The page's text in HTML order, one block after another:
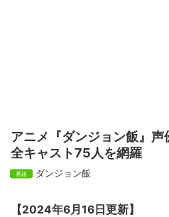
アニメ『ダンジョン飯』声
全キャスト75人を網羅
ダンジョン飯
【2024年6月16日更新】